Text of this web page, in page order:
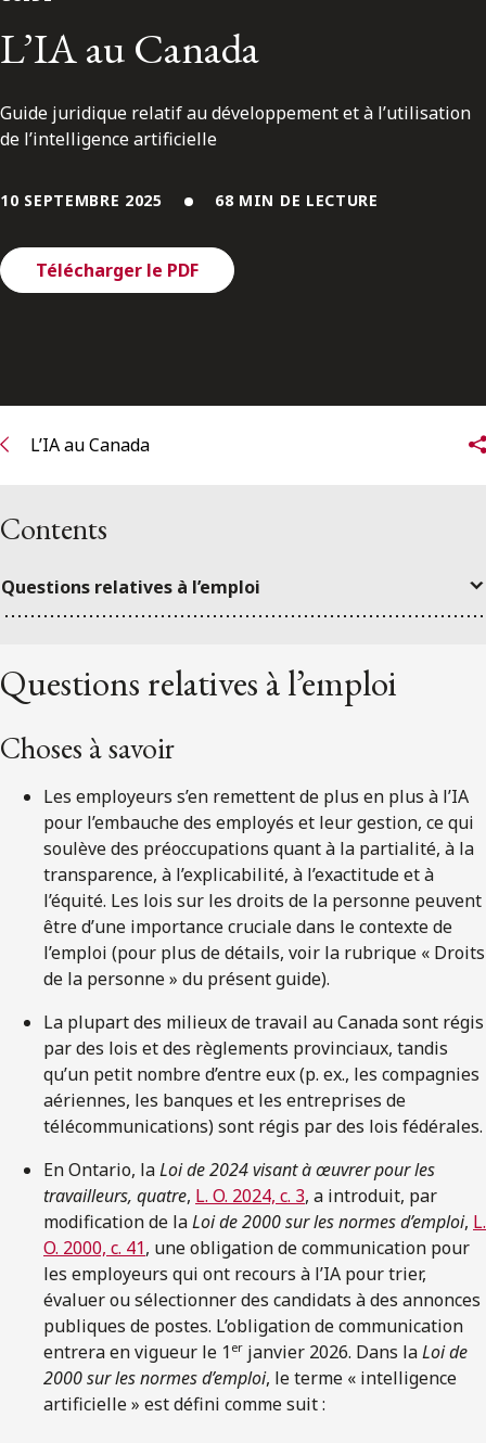
ENGLISH
S’abonner
L’IA au Canada
Guide juridique relatif au développement et à l’utilisation
de l’intelligence artificielle
10 SEPTEMBRE 2025 68 MIN DE LECTURE
Télécharger le PDF
L’IA au Canada
Contents
Questions relatives à l’emploi
Questions relatives à l’emploi
Choses à savoir
Les employeurs s’en remettent de plus en plus à l’IA
pour l’embauche des employés et leur gestion, ce qui
soulève des préoccupations quant à la partialité, à la
transparence, à l’explicabilité, à l’exactitude et à
l’équité. Les lois sur les droits de la personne peuvent
être d’une importance cruciale dans le contexte de
l’emploi (pour plus de détails, voir la rubrique « Droits
de la personne » du présent guide).
La plupart des milieux de travail au Canada sont régis
par des lois et des règlements provinciaux, tandis
qu’un petit nombre d’entre eux (p. ex., les compagnies
aériennes, les banques et les entreprises de
télécommunications) sont régis par des lois fédérales.
En Ontario, laLoide 2024 visant à œuvrer pour les
travailleurs, quatre, L. O. 2024, c. 3, a introduit, par
modification de laLoi de 2000 sur les normes d’emploi, L.
O. 2000, c. 41, une obligation de communication pour
les employeurs qui ont recours à l’IA pour trier,
évaluer ou sélectionner des candidats à des annonces
publiques de postes. L’obligation de communication
entrera en vigueur le 1 er janvier 2026. Dans laLoi de
2000 sur les normes d’emploi, le terme « intelligence
artificielle » est défini comme suit :